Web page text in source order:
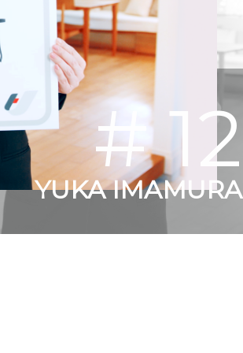
家づくりの知識
お問い合わせ # 12
YUKA IMAMURA